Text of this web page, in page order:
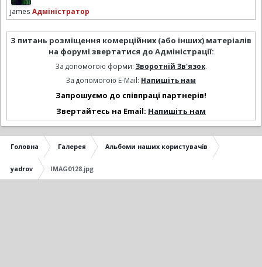
james Адміністратор
З питань розміщення комерційних (або інших) матеріалів
на форумі звертатися до Адміністрації:
За допомогою форми: Зворотній Зв'язок.
За допомогою E-Mail: Напишіть нам
Запрошуємо до співпраці партнерів!
Звертайтесь на Email: Напишіть нам
Головна Галерея Альбоми наших користувачів
yadrov IMAG0128.jpg